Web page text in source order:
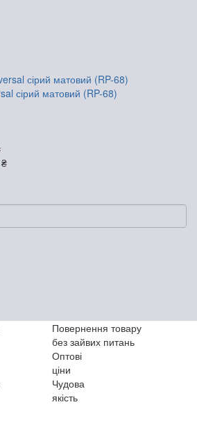
сірий матовий (RP-68)
Повернення товару
без зайвих питань
Оптові
ціни
Чудова
якість